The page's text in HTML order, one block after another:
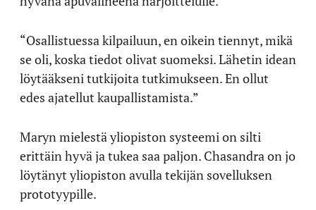
“Osallistuessa kilpailuun, en oikein tiennyt, mikä
se oli, koska tiedot olivat suomeksi. Lähetin idean
löytääkseni tutkijoita tutkimukseen. En ollut
edes ajatellut kaupallistamista.”
Maryn mielestä yliopiston systeemi on silti
erittäin hyvä ja tukea saa paljon. Chasandra on jo
löytänyt yliopiston avulla tekijän sovelluksen
prototyypille.